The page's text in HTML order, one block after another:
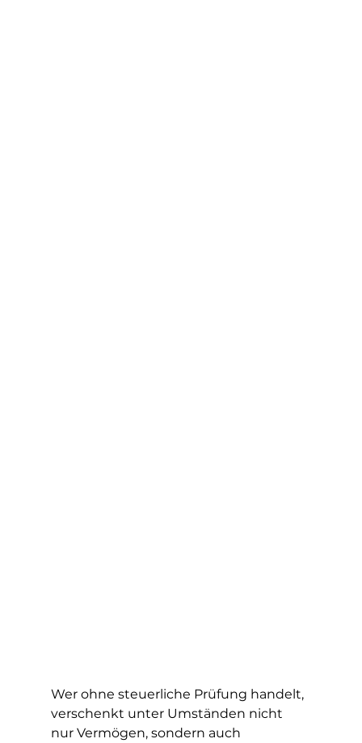
Wer ohne steuerliche Prüfung handelt,
verschenkt unter Umständen nicht
nur Vermögen, sondern auch